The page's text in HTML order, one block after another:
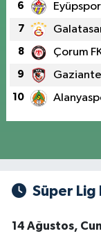
6 Eyüpspor
7
8 Çorum
9
10
Süper Lig
14 Ağustos,